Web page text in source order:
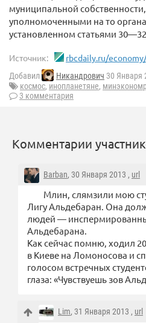
муниципальной
уполномоченными на то
установленном статьями
Источник: rbcdaily.ru/
Добавил Никандрович 30 Января
космос, инопланетяне,
3 комментария
Комментарии
Barban, 30 Января 2013 , url
Млин, слямзили мою
Лигу Альдебаран. Она
людей —
Альдебарана.
Как сейчас помню, ходил
в Киеве на Ломоносова и
голосом встречных
глаза: «Чувствуешь зов
Lim, 31 Января 2013 , url